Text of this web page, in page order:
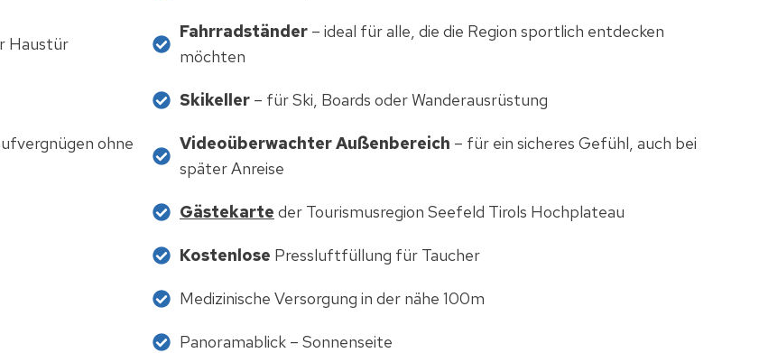
Haustür
Fahrradständer – ideal für alle, die die Region sportlich entdecken
möchten
Skikeller – für Ski, Boards oder Wanderausrüstung
ohne
Videoüberwachter Außenbereich – für ein sicheres Gefühl, auch bei
später Anreise
Gästekarte der Tourismusregion Seefeld Tirols Hochplateau
Kostenlose Pressluftfüllung für Taucher
Medizinische Versorgung in der nähe 100m
Panoramablick – Sonnenseite